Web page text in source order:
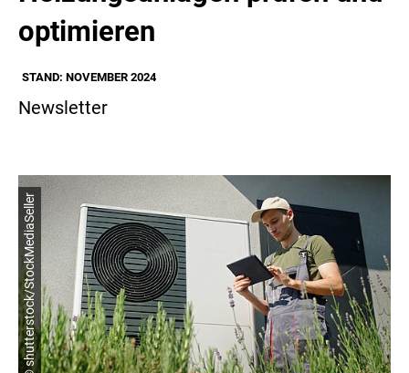
optimieren
STAND: NOVEMBER 2024
Newsletter
© shutterstock/StockMediaSeller